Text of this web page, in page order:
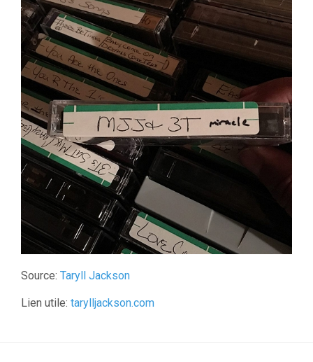
Source: Taryll Jackson
Lien utile: tarylljackson.com